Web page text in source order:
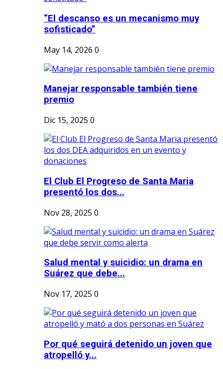
“El descanso es un mecanismo muy
sofisticado”
May 14, 2026 0
Manejar responsable también tiene
premio
Dic 15, 2025 0
El Club El Progreso de Santa Maria
presentó los dos...
Nov 28, 2025 0
Salud mental y suicidio: un drama en
Suárez que debe...
Nov 17, 2025 0
Por qué seguirá detenido un joven que
atropelló y...